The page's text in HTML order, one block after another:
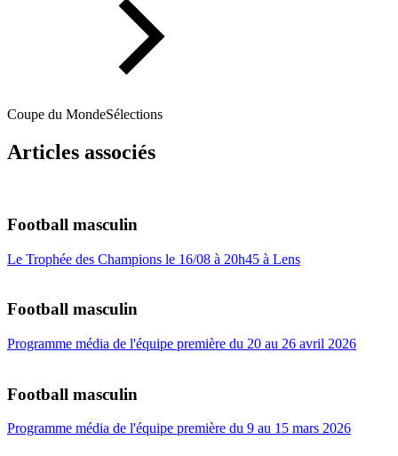
Coupe du MondeSélections
Articles associés
Football masculin
Le Trophée des Champions le 16/08 à 20h45 à Lens
Football masculin
Programme média de l'équipe première du 20 au 26 avril 2026
Football masculin
Programme média de l'équipe première du 9 au 15 mars 2026